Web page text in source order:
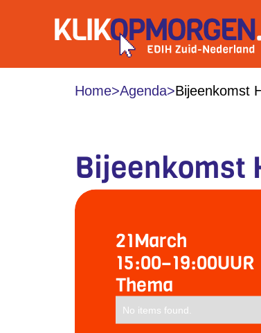
Home>Agenda>Bijeenkomst
Bijeenkomst
21March
15:00–19:00UUR
Thema
No items found.